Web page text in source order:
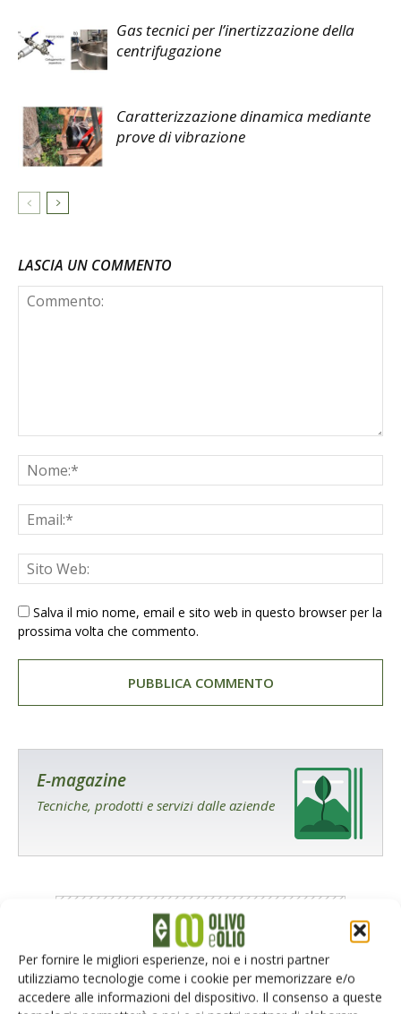
Per fornire le migliori esperienze, noi e i nostri partner
utilizziamo tecnologie come i cookie per memorizzare e/o
accedere alle informazioni del dispositivo. Il consenso a queste
Gas tecnici per l’inertizzazione della
centrifugazione
Caratterizzazione dinamica mediante
prove di vibrazione
LASCIA UN COMMENTO
Salva il mio nome, email e sito web in questo browser per la
prossima volta che commento.
E-magazine
Tecniche, prodotti e servizi dalle aziende
Catalogo Aziende e Prodotti
Un modo semplice per cercare un'azienda o un